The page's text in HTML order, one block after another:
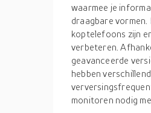
waarmee je
draagbare
koptelefoons zijn
verbeteren.
geavanceerde
hebben
monitoren nodig